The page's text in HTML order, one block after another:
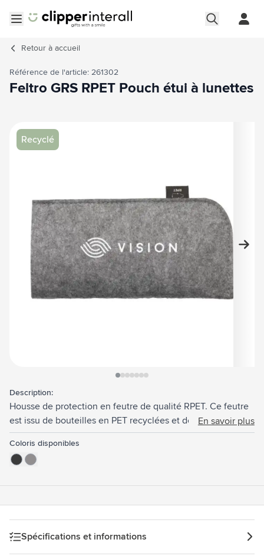
Retour à accueil
Recyclé
Image principale
Cliquez pour voir l'image en plein écran
Référence de l'article: 261302
Feltro GRS RPET Pouch étui à lunettes
Description:
Housse de protection en feutre de qualité RPET. Ce feutre
est issu de bouteilles en PET recyclées et de textiles
recyclés. Convient pour le rangement en toute sécurité des
lunettes (de soleil). Certifiée-GRS. Matière recyclée totale :
95%.
En savoir plus
Coloris disponibles
Spécifications et informations